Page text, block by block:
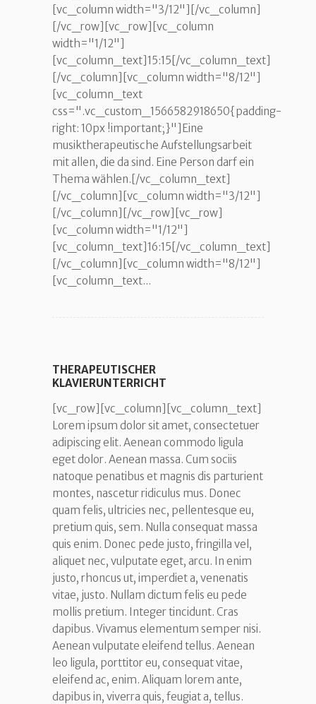
[vc_column width="3/12"][/vc_column]
[/vc_row][vc_row][vc_column
width="1/12"]
[vc_column_text]15:15[/vc_column_text]
[/vc_column][vc_column width="8/12"]
[vc_column_text
css=".vc_custom_1566582918650{padding-
right: 10px !important;}"]Eine
musiktherapeutische Aufstellungsarbeit
mit allen, die da sind. Eine Person darf ein
Thema wählen.[/vc_column_text]
[/vc_column][vc_column width="3/12"]
[/vc_column][/vc_row][vc_row]
[vc_column width="1/12"]
[vc_column_text]16:15[/vc_column_text]
[/vc_column][vc_column width="8/12"]
[vc_column_text...
THERAPEUTISCHER
KLAVIERUNTERRICHT
[vc_row][vc_column][vc_column_text]
Lorem ipsum dolor sit amet, consectetuer
adipiscing elit. Aenean commodo ligula
eget dolor. Aenean massa. Cum sociis
natoque penatibus et magnis dis parturient
montes, nascetur ridiculus mus. Donec
quam felis, ultricies nec, pellentesque eu,
pretium quis, sem. Nulla consequat massa
quis enim. Donec pede justo, fringilla vel,
aliquet nec, vulputate eget, arcu. In enim
justo, rhoncus ut, imperdiet a, venenatis
vitae, justo. Nullam dictum felis eu pede
mollis pretium. Integer tincidunt. Cras
dapibus. Vivamus elementum semper nisi.
Aenean vulputate eleifend tellus. Aenean
leo ligula, porttitor eu, consequat vitae,
eleifend ac, enim. Aliquam lorem ante,
dapibus in, viverra quis, feugiat a, tellus.